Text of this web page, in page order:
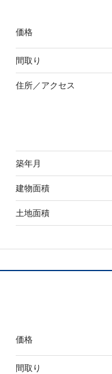
価格
間取り
住所／アクセス
築年月
建物面積
土地面積
価格
間取り